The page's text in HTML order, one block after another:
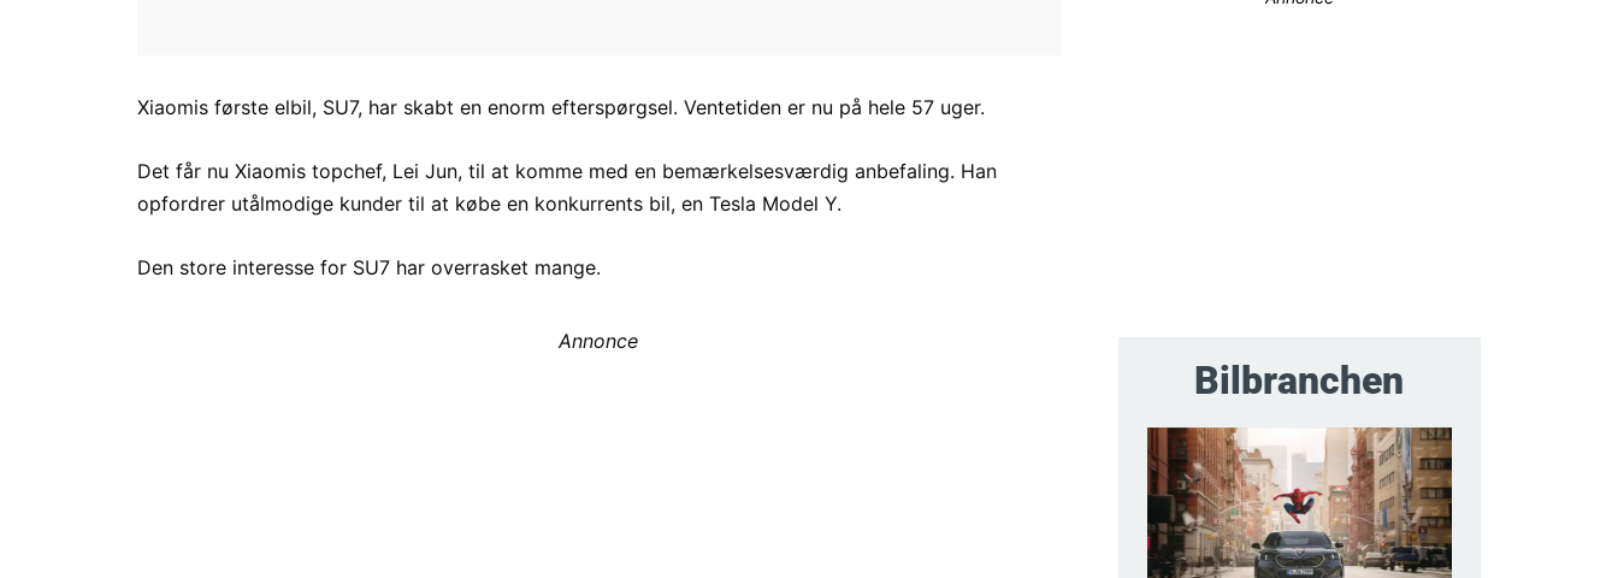
Xiaomis første elbil, SU7, har skabt en enorm efterspørgsel. Ventetiden er nu på hele 57 uger.
Det får nu Xiaomis topchef, Lei Jun, til at komme med en bemærkelsesværdig anbefaling. Han
opfordrer utålmodige kunder til at købe en konkurrents bil, en Tesla Model Y.
Den store interesse for SU7 har overrasket mange.
Annonce
Bilbranchen